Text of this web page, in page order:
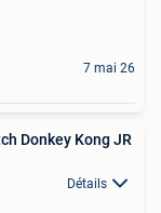
7 mai 26
Donkey Kong JR
Détails